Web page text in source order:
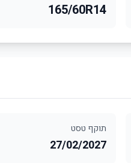
165/60R14
תוקף טסט
27/02/2027